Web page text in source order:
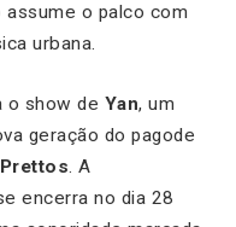
assume o palco com
urbana.
o show de Yan, um
geração do pagode
Prettos. A
encerra no dia 28